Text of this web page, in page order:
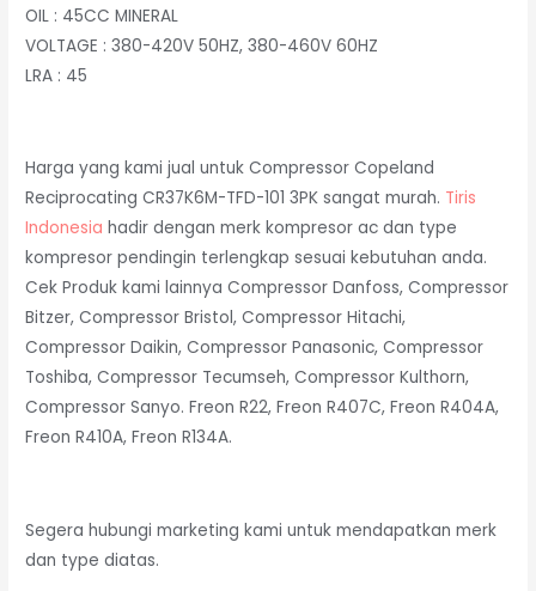
OIL : 45CC MINERAL
VOLTAGE : 380-420V 50HZ, 380-460V 60HZ
LRA : 45
Harga yang kami jual untuk Compressor Copeland
Reciprocating CR37K6M-TFD-101 3PK sangat murah. Tiris
Indonesia hadir dengan merk kompresor ac dan type
kompresor pendingin terlengkap sesuai kebutuhan anda.
Cek Produk kami lainnya Compressor Danfoss, Compressor
Bitzer, Compressor Bristol, Compressor Hitachi,
Compressor Daikin, Compressor Panasonic, Compressor
Toshiba, Compressor Tecumseh, Compressor Kulthorn,
Compressor Sanyo. Freon R22, Freon R407C, Freon R404A,
Freon R410A, Freon R134A.
Segera hubungi marketing kami untuk mendapatkan merk
dan type diatas.